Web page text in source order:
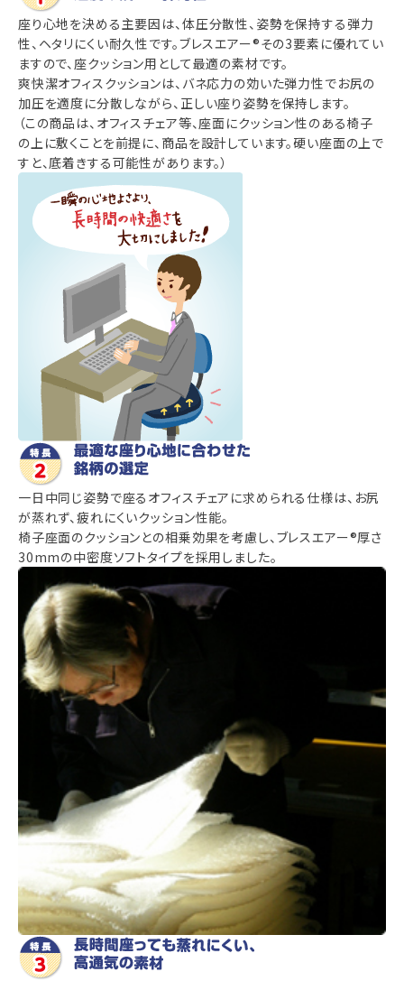
座り心地を決める主要因は、体圧分散性、姿勢を保持する弾力
性、ヘタリにくい耐久性です。ブレスエアー®その3要素に優れてい
ますので、座クッション用として最適の素材です。
爽快潔オフィスクッションは、バネ応力の効いた弾力性でお尻の
加圧を適度に分散しながら、正しい座り姿勢を保持します。
（この商品は、オフィスチェア等、座面にクッション性のある椅子
の上に敷くことを前提に、商品を設計しています。硬い座面の上で
すと、底着きする可能性があります。）
一日中同じ姿勢で座るオフィスチェアに求められる仕様は、お尻
が蒸れず、疲れにくいクッション性能。
椅子座面のクッションとの相乗効果を考慮し、ブレスエアー®厚さ
30mmの中密度ソフトタイプを採用しました。